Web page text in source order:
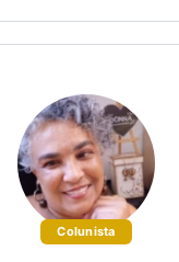
Colunista